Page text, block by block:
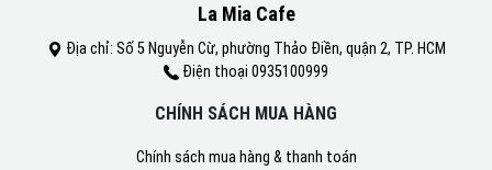
La Mia Cafe
Địa chỉ: Số 5 Nguyễn Cừ, phường Thảo Điền, quận 2, TP. HCM
Điện thoại 0935100999
CHÍNH SÁCH MUA HÀNG
Chính sách mua hàng & thanh toán